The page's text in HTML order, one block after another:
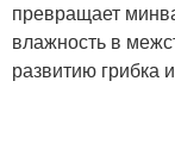
превращает
влажность в
развитию грибка